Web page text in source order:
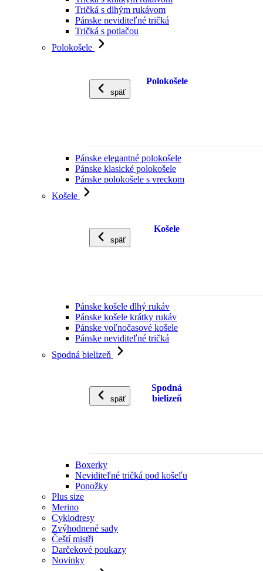
Tričká s dlhým rukávom
Pánske neviditeľné tričká
Tričká s potlačou
Polokošele
späť
Polokošele
Pánske elegantné polokošele
Pánske klasické polokošele
Pánske polokošele s vreckom
Košele
späť
Košele
Pánske košele dlhý rukáv
Pánske košele krátky rukáv
Pánske voľnočasové košele
Pánske neviditeľné tričká
Spodná bielizeň
späť
Spodná
bielizeň
Boxerky
Neviditeľné tričká pod košeľu
Ponožky
Plus size
Merino
Cyklodresy
Zvýhodnené sady
Čeští mistři
Darčekové poukazy
Novinky